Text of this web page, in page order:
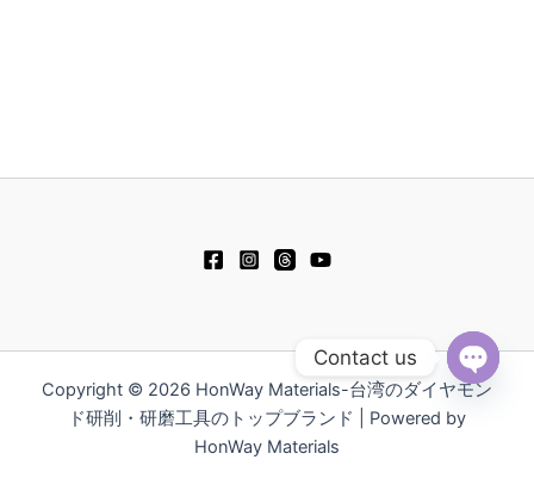
Copyright © 2026 HonWay Materials-台湾のダイヤモン
ド研削・研磨工具のトップブランド | Powered by
HonWay Materials
Contact us
Open